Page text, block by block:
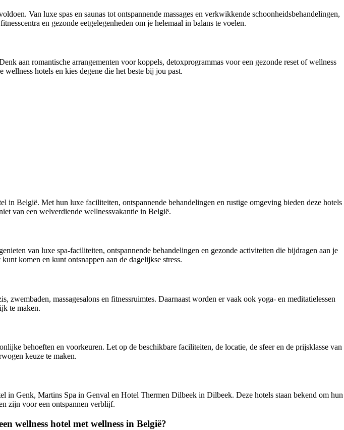
Van luxe spas en saunas tot ontspannende massages en verkwikkende schoonheidsbehandelingen,
en gezonde eetgelegenheden om je helemaal in balans te voelen.
aan romantische arrangementen voor koppels, detoxprogrammas voor een gezonde reset of wellness
hotels en kies degene die het beste bij jou past.
België. Met hun luxe faciliteiten, ontspannende behandelingen en rustige omgeving bieden deze hotels
van een welverdiende wellnessvakantie in België.
van luxe spa-faciliteiten, ontspannende behandelingen en gezonde activiteiten die bijdragen aan je
komen en kunt ontsnappen aan de dagelijkse stress.
zwembaden, massagesalons en fitnessruimtes. Daarnaast worden er vaak ook yoga- en meditatielessen
te maken.
behoeften en voorkeuren. Let op de beschikbare faciliteiten, de locatie, de sfeer en de prijsklasse van
keuze te maken.
Genk, Martins Spa in Genval en Hotel Thermen Dilbeek in Dilbeek. Deze hotels staan bekend om hun
zijn voor een ontspannen verblijf.
wellness hotel met wellness in België?